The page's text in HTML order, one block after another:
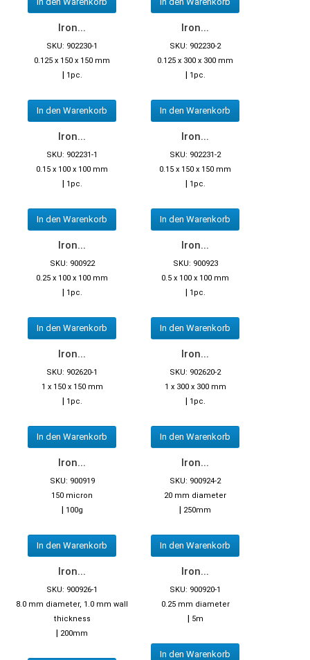
Iron...
SKU: 902230-1
0.125 x 150 x 150 mm
| 1pc.
In den Warenkorb
Iron...
SKU: 902230-2
0.125 x 300 x 300 mm
| 1pc.
In den Warenkorb
Iron...
SKU: 902231-1
0.15 x 100 x 100 mm
| 1pc.
In den Warenkorb
Iron...
SKU: 902231-2
0.15 x 150 x 150 mm
| 1pc.
In den Warenkorb
Iron...
SKU: 900922
0.25 x 100 x 100 mm
| 1pc.
In den Warenkorb
Iron...
SKU: 900923
0.5 x 100 x 100 mm
| 1pc.
In den Warenkorb
Iron...
SKU: 902620-1
1 x 150 x 150 mm
| 1pc.
In den Warenkorb
Iron...
SKU: 902620-2
1 x 300 x 300 mm
| 1pc.
In den Warenkorb
Iron...
SKU: 900919
150 micron
| 100g
In den Warenkorb
Iron...
SKU: 900924-2
20 mm diameter
| 250mm
In den Warenkorb
Iron...
SKU: 900926-1
8.0 mm diameter, 1.0 mm wall
thickness
| 200mm
Iron...
SKU: 900920-1
0.25 mm diameter
| 5m
In den Warenkorb